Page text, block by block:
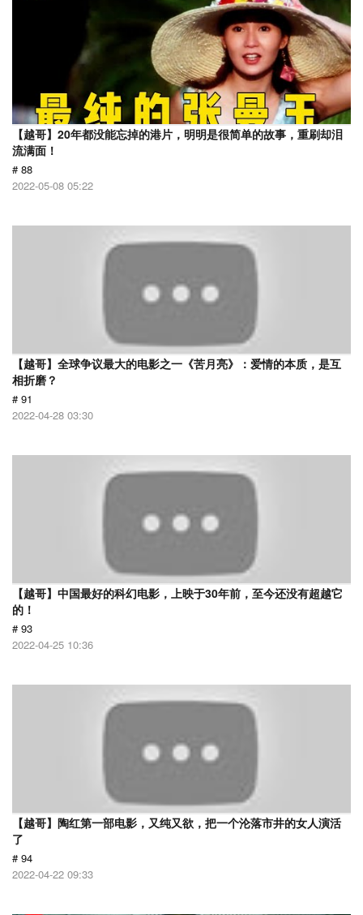
【越哥】20年都没能忘掉的港片，明明是很简单的故事，重刷却泪
流满面！
# 88
2022-05-08 05:22
【越哥】全球争议最大的电影之一《苦月亮》：爱情的本质，是互
相折磨？
# 91
2022-04-28 03:30
【越哥】中国最好的科幻电影，上映于30年前，至今还没有超越它
的！
# 93
2022-04-25 10:36
【越哥】陶红第一部电影，又纯又欲，把一个沦落市井的女人演活
了
# 94
2022-04-22 09:33